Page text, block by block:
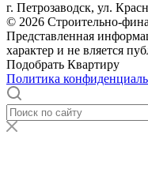
г. Петрозаводск, ул.
© 2026 Строительно-
Представленная
характер и не вляется
Подобрать Квартиру
Политика